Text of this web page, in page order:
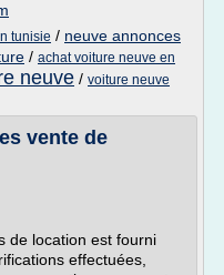
tunisie / neuve annonces
/ achat voiture neuve en
neuve / voiture neuve
vente de
de location est fourni
effectuées,